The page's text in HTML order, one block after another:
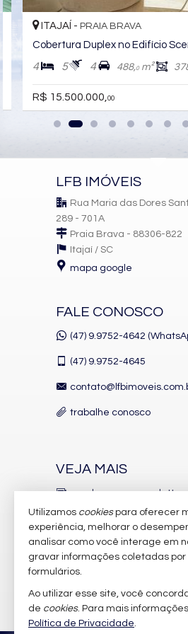
Pìscina Térmica
Box de Praia
Acessibilidade para PNE
ITAJAÍ - PRAIA BRAVA
4 5 4 488,0m²
R$ 15.500.000,00
LFB IMÓVEIS
Rua Maria das Dores
289 - 701A
Praia Brava - 88306-822
Itajaí / SC
mapa google
FALE CONOSCO
(47) 9.9752-4642
(47) 9.9752-4645
trabalhe conosco
VEJA MAIS
receba nosso newsletter
indicadores financeiros
cadastre seu imóvel
imóveis favoritos
mapa de imóveis
Utilizamos cookiespara oferecer
experiência, melhorar o
analisar como você interage em
gravar informações coletadas por
formulários.
Ao utilizar esse site, você
de cookies. Para mais
Política de Privacidade.